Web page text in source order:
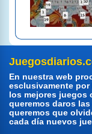
En nuestra web
esclusivamente
los mejores juegos
queremos daros
queremos que
cada día nuevos